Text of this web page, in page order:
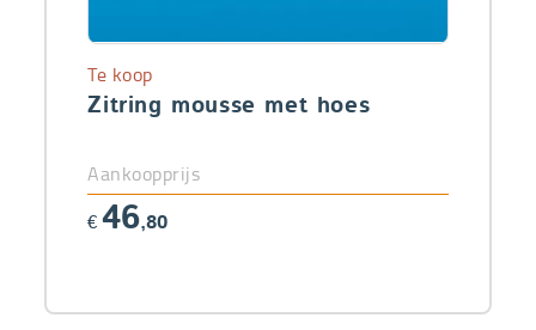
Zitring mousse met hoes
Te koop
Aankoopprijs
€ 46,80